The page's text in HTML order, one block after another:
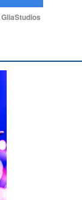
t
GliaStudios